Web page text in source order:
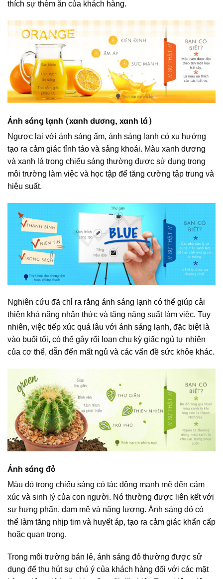
thích sự thèm ăn của khách hàng.
Ánh sáng lạnh (xanh dương, xanh lá)
Ngược lại với ánh sáng ấm, ánh sáng lạnh có xu hướng
tạo ra cảm giác tỉnh táo và sảng khoái. Màu xanh dương
và xanh lá trong chiếu sáng thường được sử dụng trong
môi trường làm việc và học tập để tăng cường tập trung và
hiệu suất.
Nghiên cứu đã chỉ ra rằng ánh sáng lạnh có thể giúp cải
thiện khả năng nhận thức và tăng năng suất làm việc. Tuy
nhiên, việc tiếp xúc quá lâu với ánh sáng lạnh, đặc biệt là
vào buổi tối, có thể gây rối loạn chu kỳ giấc ngủ tự nhiên
của cơ thể, dẫn đến mất ngủ và các vấn đề sức khỏe khác.
Ánh sáng đỏ
Màu đỏ trong chiếu sáng có tác động mạnh mẽ đến cảm
xúc và sinh lý của con người. Nó thường được liên kết với
sự hưng phấn, đam mê và năng lượng. Ánh sáng đỏ có
thể làm tăng nhịp tim và huyết áp, tạo ra cảm giác khẩn cấp
hoặc quan trọng.
Trong môi trường bán lẻ, ánh sáng đỏ thường được sử
dụng để thu hút sự chú ý của khách hàng đối với các mặt